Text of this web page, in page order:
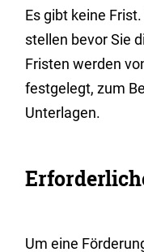
Es gibt keine
stellen bevor Sie
Fristen werden
festgelegt, zum
Unterlagen.
Um eine